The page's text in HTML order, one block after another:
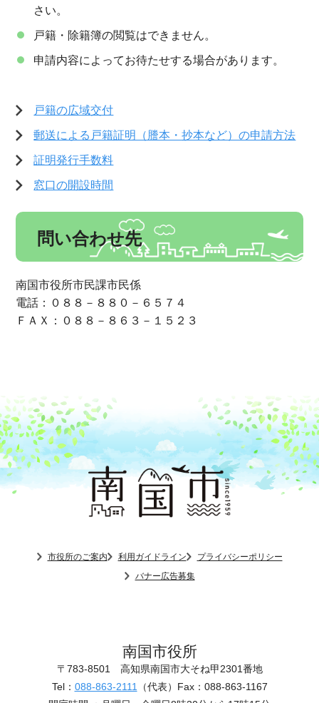
さい。
戸籍・除籍簿の閲覧はできません。
申請内容によってお待たせする場合があります。
戸籍の広域交付
郵送による戸籍証明（謄本・抄本など）の申請方法
証明発行手数料
窓口の開設時間
問い合わせ先
南国市役所市民課市民係
電話：０８８－８８０－６５７４
ＦＡＸ：０８８－８６３－１５２３
市役所のご案内 利用ガイドライン
プライバシーポリシー
バナー広告募集
南国市役所
〒783-8501 高知県南国市大そね甲2301番地
Tel： 088-863-2111 （代表） Fax：088-863-1167